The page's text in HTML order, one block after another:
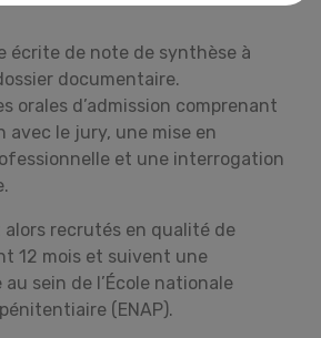
écrite de note de synthèse à
documentaire.
orales d’admission comprenant
avec le jury, une mise en
et une interrogation
alors recrutés en qualité de
12 mois et suivent une
sein de l’École nationale
(ENAP).